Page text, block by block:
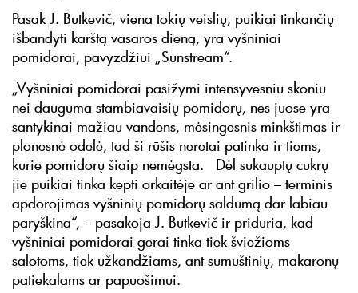
Pasak J. Butkevič, viena tokių veislių, puikiai tinkančių
išbandyti karštą vasaros dieną, yra vyšniniai
pomidorai, pavyzdžiui „Sunstream“.
„Vyšniniai pomidorai pasižymi intensyvesniu skoniu
nei dauguma stambiavaisių pomidorų, nes juose yra
santykinai mažiau vandens, mėsingesnis minkštimas ir
plonesnė odelė, tad ši rūšis neretai patinka ir tiems,
kurie pomidorų šiaip nemėgsta. Dėl sukauptų cukrų
jie puikiai tinka kepti orkaitėje ar ant grilio – terminis
apdorojimas vyšninių pomidorų saldumą dar labiau
paryškina“, – pasakoja J. Butkevič ir priduria, kad
vyšniniai pomidorai gerai tinka tiek šviežioms
salotoms, tiek užkandžiams, ant sumuštinių, makaronų
patiekalams ar papuošimui.